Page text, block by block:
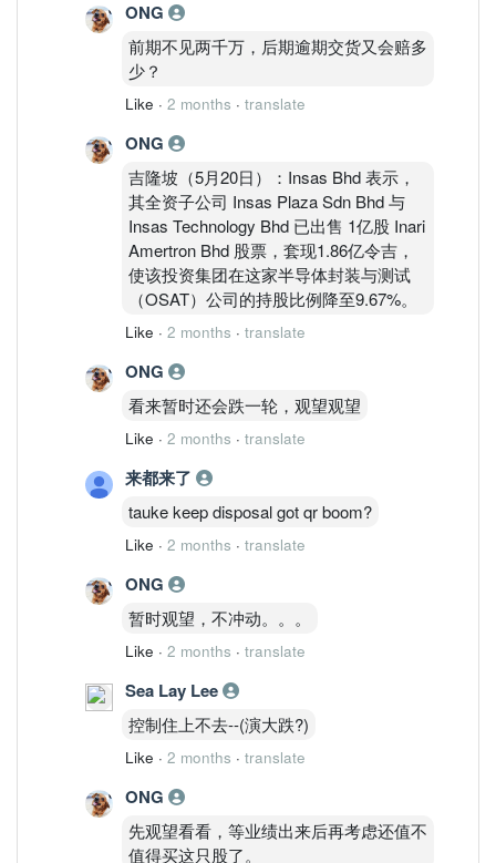
ONG
前期不见两千万，后期逾期交货又会赔多
少？
Like · 2 months · translate
ONG
吉隆坡（5月20日）：Insas Bhd 表示，
其全资子公司 Insas Plaza Sdn Bhd 与
Insas Technology Bhd 已出售 1亿股 Inari
Amertron Bhd 股票，套现1.86亿令吉，
使该投资集团在这家半导体封装与测试
（OSAT）公司的持股比例降至9.67%。
Like · 2 months · translate
ONG
看来暂时还会跌一轮，观望观望
Like · 2 months · translate
来都来了
tauke keep disposal got qr boom?
Like · 2 months · translate
ONG
暂时观望，不冲动。。。
Like · 2 months · translate
Sea Lay Lee
控制住上不去--(演大跌?)
Like · 2 months · translate
ONG
先观望看看，等业绩出来后再考虑还值不
值得买这只股了。